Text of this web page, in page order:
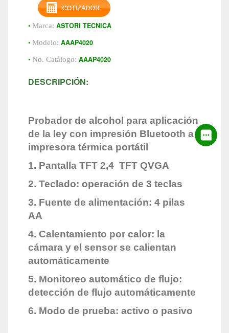
• Marca: ASTORI TECNICA
• Modelo: AAAP4020
• No. Catálogo: AAAP4020
DESCRIPCIÓN:
Probador de alcohol para aplicación
de la ley con impresión Bluetooth a
impresora térmica portátil
1. Pantalla TFT 2,4 TFT QVGA
2. Teclado: operación de 3 teclas
3. Fuente de alimentación: 4 pilas
AA
4. Calentamiento por calor: la
cámara y el sensor se calientan
automáticamente
5. Monitoreo automático de flujo:
detección de flujo automáticamente
6. Modo de prueba: activo o pasivo